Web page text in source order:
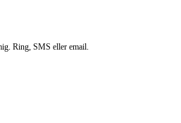
Ring, SMS eller email.